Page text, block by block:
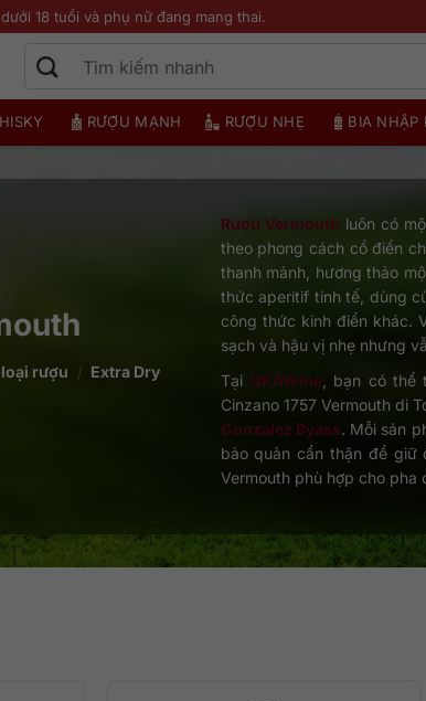
18 tuổi và phụ nữ đang mang thai.
RƯỢU MẠNH RƯỢU NHẸ BIA NHẬP
rượu / Extra Dry
Rượu Vermouth luôn có
theo phong cách cổ điển
thanh mảnh, hương thảo
thức aperitif tinh tế, dùng
công thức kinh điển khác.
sạch và hậu vị nhẹ nhưng
Tại QKAWine , bạn có thể
Cinzano 1757 Vermouth di
Gonzalez Byass. Mỗi sản
bảo quản cẩn thận để
Vermouth phù hợp cho